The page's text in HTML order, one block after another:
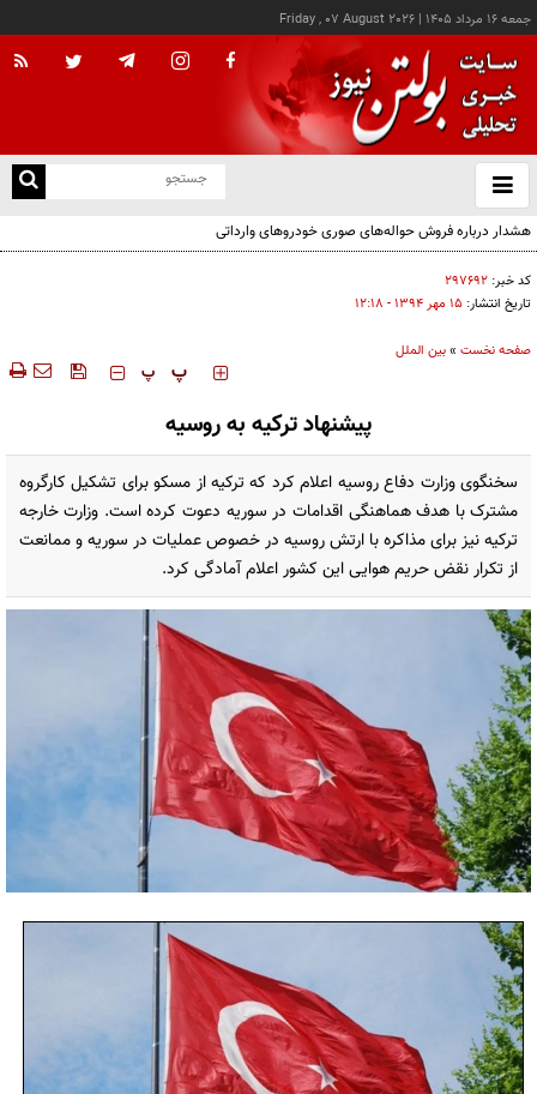
جمعه ۱۶ مرداد ۱۴۰۵ |
Friday , 07 August 2026
باز
و
هشدار درباره فروش حواله‌های صوری خودروهای وارداتی
کد خبر: ۲۹۷۶۹۲
تاریخ انتشار: ۱۵ مهر ۱۳۹۴ - ۱۲:۱۸
صفحه نخست »بین الملل
‍‍‍ پ پ
پیشنهاد ترکیه به روسیه
سخنگوی وزارت دفاع روسیه اعلام کرد که ترکیه از مسکو برای تشکیل کارگروه
مشترک با هدف هماهنگی اقدامات در سوریه دعوت کرده است. وزارت خارجه
ترکیه نیز برای مذاکره با ارتش روسیه در خصوص عملیات در سوریه و ممانعت
از تکرار نقض حریم هوایی این کشور اعلام آمادگی کرد.